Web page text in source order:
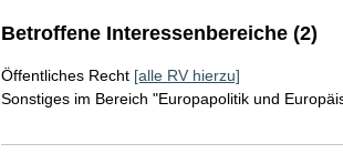
Betroffene Interessenbereiche (2)
Öffentliches Recht [alle RV hierzu]
Sonstiges im Bereich "Europapolitik und